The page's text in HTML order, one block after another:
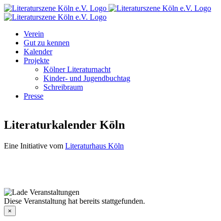
Zum
Inhalt
Facebook
Instagram
E-
Mail
Verein
Gut zu kennen
Kalender
Projekte
Kölner Literaturnacht
Kinder- und Jugendbuchtag
Schreibraum
Presse
Literaturkalender Köln
Eine Initiative vom Literaturhaus Köln
Diese Veranstaltung hat bereits stattgefunden.
×